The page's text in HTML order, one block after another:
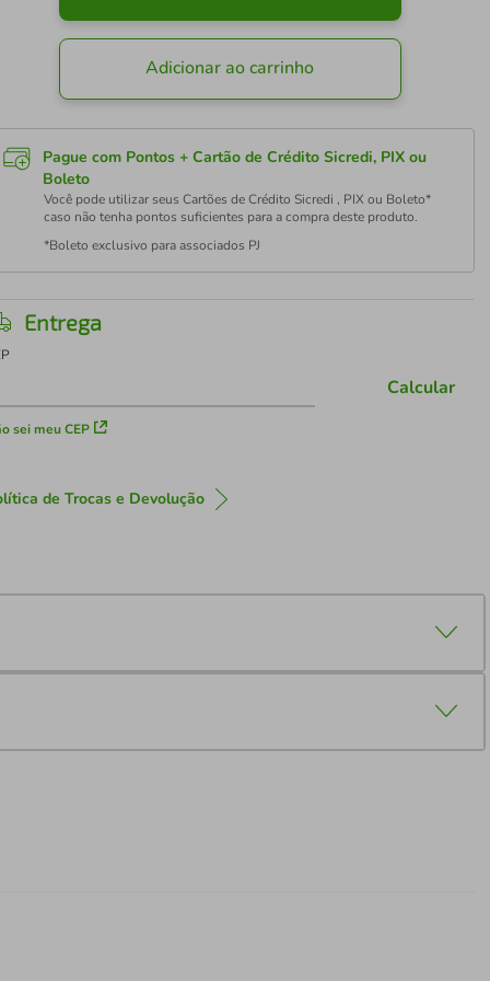
Adicionar ao carrinho
Pague com Pontos + Cartão de Crédito Sicredi, PIX ou
Boleto
Você pode utilizar seus Cartões de Crédito Sicredi , PIX ou Boleto*
caso não tenha pontos suficientes para a compra deste produto.
*Boleto exclusivo para associados PJ
Entrega
sei meu CEP
Calcular
de Trocas e Devolução